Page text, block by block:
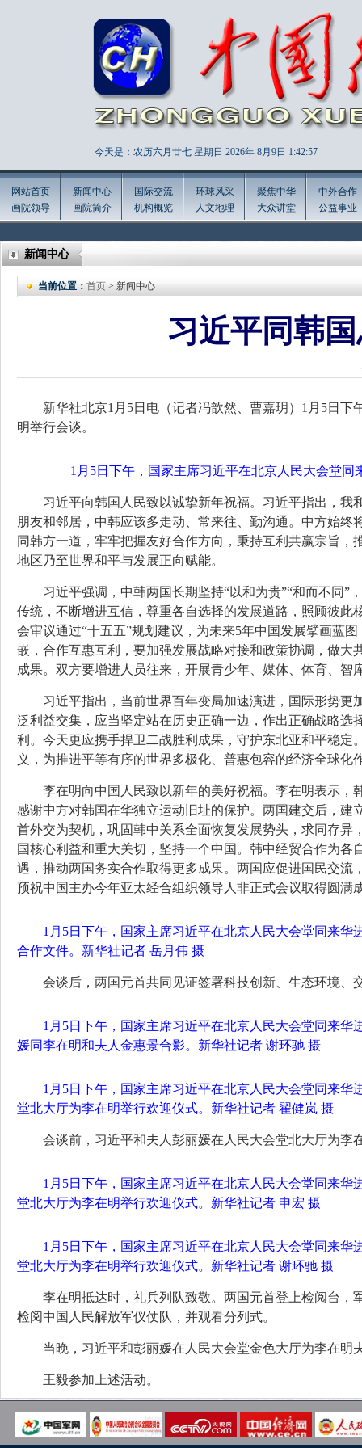
今天是：农历六月廿七 星期日 2026年 8月9日 1:42:58
网站首页
画院领导
新闻中心
画院简介
国际交流
机构概览
环球风采
人文地理
聚焦中华
大众讲堂
中外合作
公益事业
新闻中心
当前位置： 首页 > 新闻中心
习近平同韩
新华社北京1月5日电（记者冯歆然、曹嘉玥）1月5日
明举行会谈。
1月5日下午，国家主席习近平在北京人民大会堂
习近平向韩国人民致以诚挚新年祝福。习近平指出，
朋友和邻居，中韩应该多走动、常来往、勤沟通。中方始
同韩方一道，牢牢把握友好合作方向，秉持互利共赢宗旨
地区乃至世界和平与发展正向赋能。
习近平强调，中韩两国长期坚持“以和为贵”“和而不同
传统，不断增进互信，尊重各自选择的发展道路，照顾彼
会审议通过“十五五”规划建议，为未来5年中国发展擘画蓝
嵌，合作互惠互利，要加强发展战略对接和政策协调，做
成果。双方要增进人员往来，开展青少年、媒体、体育、
习近平指出，当前世界百年变局加速演进，国际形势
泛利益交集，应当坚定站在历史正确一边，作出正确战略
利。今天更应携手捍卫二战胜利成果，守护东北亚和平稳
义，为推进平等有序的世界多极化、普惠包容的经济全球化
李在明向中国人民致以新年的美好祝福。李在明表示
感谢中方对韩国在华独立运动旧址的保护。两国建交后，
首外交为契机，巩固韩中关系全面恢复发展势头，求同存
国核心利益和重大关切，坚持一个中国。韩中经贸合作为
遇，推动两国务实合作取得更多成果。两国应促进国民交
预祝中国主办今年亚太经合组织领导人非正式会议取得圆满
1月5日下午，国家主席习近平在北京人民大会堂同来
合作文件。新华社记者 岳月伟 摄
会谈后，两国元首共同见证签署科技创新、生态环境、
1月5日下午，国家主席习近平在北京人民大会堂同来
媛同李在明和夫人金惠景合影。新华社记者 谢环驰 摄
1月5日下午，国家主席习近平在北京人民大会堂同来
堂北大厅为李在明举行欢迎仪式。新华社记者 翟健岚 摄
会谈前，习近平和夫人彭丽媛在人民大会堂北大厅为李
1月5日下午，国家主席习近平在北京人民大会堂同来
堂北大厅为李在明举行欢迎仪式。新华社记者 申宏 摄
1月5日下午，国家主席习近平在北京人民大会堂同来
堂北大厅为李在明举行欢迎仪式。新华社记者 谢环驰 摄
李在明抵达时，礼兵列队致敬。两国元首登上检阅台
检阅中国人民解放军仪仗队，并观看分列式。
当晚，习近平和彭丽媛在人民大会堂金色大厅为李在明
王毅参加上述活动。